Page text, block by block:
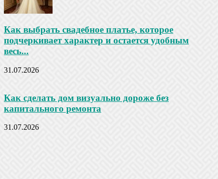
Как выбрать свадебное платье, которое
подчеркивает характер и остается удобным
весь...
31.07.2026
Как сделать дом визуально дороже без
капитального ремонта
31.07.2026